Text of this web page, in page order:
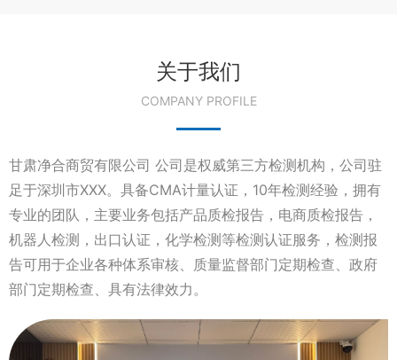
关于我们
COMPANY PROFILE
甘肃净合商贸有限公司 公司是权威第三方检测机构，公司驻
足于深圳市XXX。具备CMA计量认证，10年检测经验，拥有
专业的团队，主要业务包括产品质检报告，电商质检报告，
机器人检测，出口认证，化学检测等检测认证服务，检测报
告可用于企业各种体系审核、质量监督部门定期检查、政府
部门定期检查、具有法律效力。